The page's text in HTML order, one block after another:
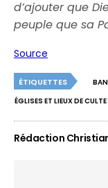
d’ajouter que
peuple que sa
Source
ÉTIQUETTES
ÉGLISES ET LIEUX DE
Rédaction